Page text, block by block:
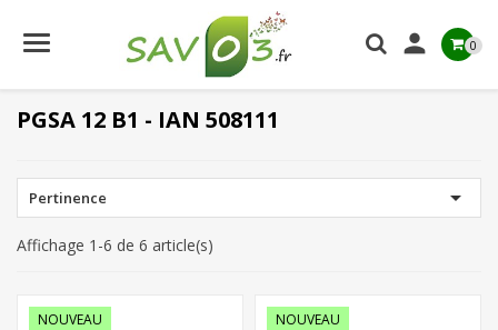
 0
PGSA 12 B1 - IAN 508111
Pertinence 
Affichage 1-6 de 6 article(s)
NOUVEAU NOUVEAU